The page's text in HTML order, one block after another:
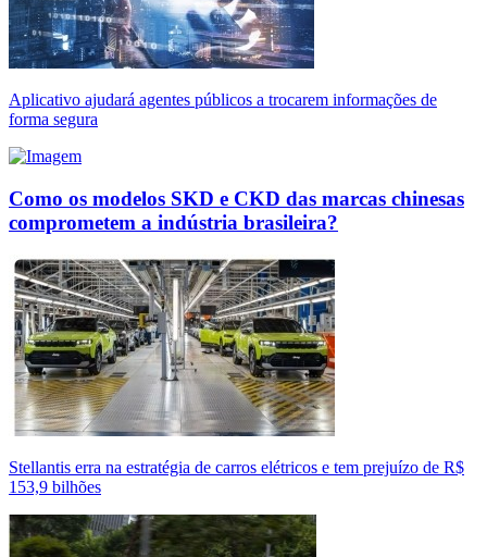
Aplicativo ajudará agentes públicos a trocarem informações de
forma segura
Como os modelos SKD e CKD das marcas chinesas
comprometem a indústria brasileira?
Stellantis erra na estratégia de carros elétricos e tem prejuízo de R$
153,9 bilhões